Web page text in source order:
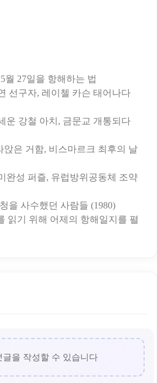
월 27일을 항해하는 법
선구자, 레이첼 카슨 태어나다
운 강철 아치, 금문교 개통되다
앉은 거함, 비스마르크 최후의 날
완성 퍼즐, 유럽방위공동체 조약
을 사수했던 사람들 (1980)
읽기 위해 어제의 항해일지를 펼
글을 작성할 수 있습니다